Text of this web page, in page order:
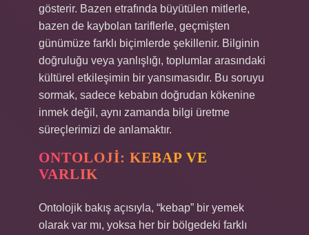
gösterir. Bazen etrafında büyütülen mitlerle,
bazen de kaybolan tariflerle, geçmişten
günümüze farklı biçimlerde şekillenir. Bilginin
doğruluğu veya yanlışlığı, toplumlar arasındaki
kültürel etkileşimin bir yansımasıdır. Bu soruyu
sormak, sadece kebabın doğrudan kökenine
inmek değil, aynı zamanda bilgi üretme
süreçlerimizi de anlamaktır.
ONTOLOJI: KEBAP VE
VARLIK
Ontolojik bakış açısıyla, “kebap” bir yemek
olarak var mı, yoksa her bir bölgedeki farklı